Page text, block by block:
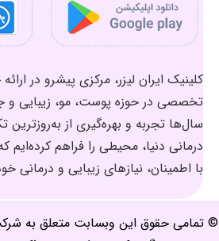
کلینیک ایران لیزر، مرکزی پیشرو در
تخصصی در حوزه پوست، مو، زیبایی و
سال‌ها تجربه و بهره‌گیری از
درمانی دنیا، محیطی را فراهم کرده‌ایم
با اطمینان، نیازهای زیبایی و درمانی
© تمامی حقوق این وبسابت متعلق به